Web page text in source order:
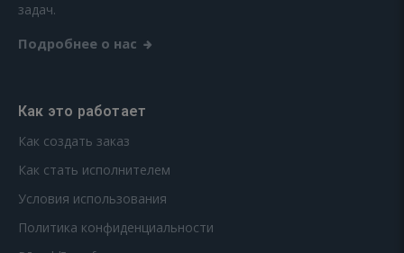
задач.
Подробнее о нас
Как это работает
Как создать заказ
Как стать исполнителем
Условия использования
Политика конфиденциальности